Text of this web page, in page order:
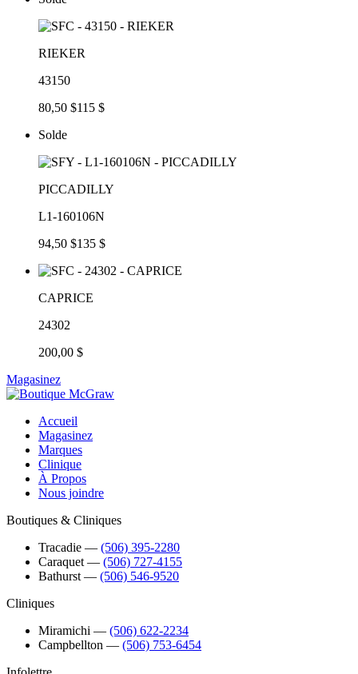
RIEKER
43150
80,50 $115 $
Solde
PICCADILLY
L1-160106N
94,50 $135 $
CAPRICE
24302
200,00 $
Magasinez
Accueil
Magasinez
Marques
Clinique
À Propos
Nous joindre
Boutiques & Cliniques
Tracadie ― (506) 395-2280
Caraquet ― (506) 727-4155
Bathurst ― (506) 546-9520
Cliniques
Miramichi ― (506) 622-2234
Campbellton ― (506) 753-6454